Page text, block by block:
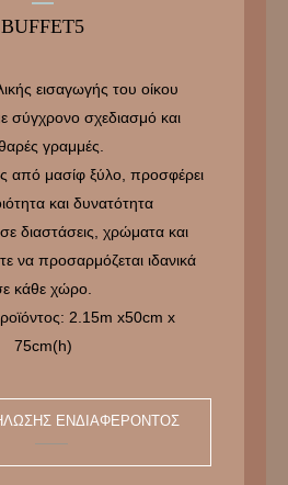
BUFFET5
εισαγωγής του οίκου
σύγχρονο σχεδιασμό και
γραμμές.
από μασίφ ξύλο, προσφέρει
και δυνατότητα
διαστάσεις, χρώματα και
να προσαρμόζεται ιδανικά
κάθε χώρο.
2.15m x50cm x
75cm(h)
ΕΝΔΙΑΦΈΡΟΝΤΟΣ